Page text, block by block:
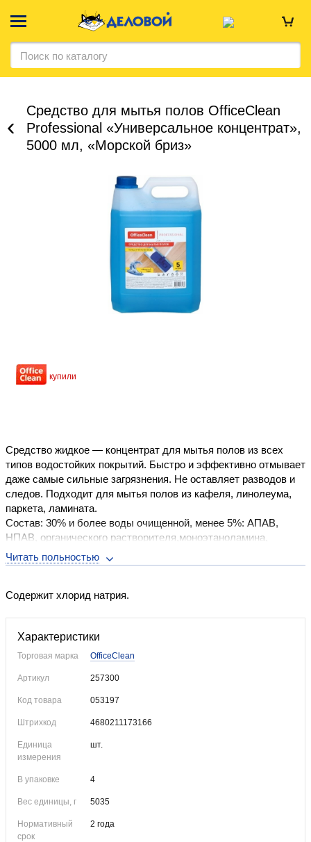
Средство для мытья полов OfficeClean
Professional «Универсальное концентрат»,
5000 мл, «Морской бриз»
Уже купили
Средство жидкое — концентрат для мытья полов из всех
типов водостойких покрытий. Быстро и эффективно отмывает
даже самые сильные загрязнения. Не оставляет разводов и
следов. Подходит для мытья полов из кафеля, линолеума,
паркета, ламината.
Состав: 30% и более воды очищенной, менее 5%: АПАВ,
НПАВ, органического растворителя,моноэтаноламина,
ароматизирующей добавки,лимонной кислоты, трилона Б,
консерванта, красителя.
Содержит хлорид натрия.
Характеристики
Торговая марка OfficeClean
Артикул 257300
Код товара 053197
Штрихкод 4680211173166
Единица
измерения
шт.
В упаковке 4
Вес единицы, г 5035
Нормативный
срок
2 года